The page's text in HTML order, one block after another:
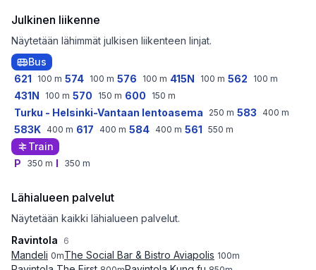
Julkinen liikenne
Näytetään lähimmät julkisen liikenteen linjat.
Bus
621
100 m 574 100 m 576 100 m 415N 100 m 562 100 m
431N 100 m 570 150 m 600 150 m
Turku - Helsinki-Vantaan lentoasema 250 m 583 400 m
583K 400 m 617 400 m 584 400 m 561 550 m
Train
P
350 m I 350 m
Lähialueen palvelut
Näytetään kaikki lähialueen palvelut.
Ravintola
6
Mandeli 0mThe Social Bar & Bistro Aviapolis 100m